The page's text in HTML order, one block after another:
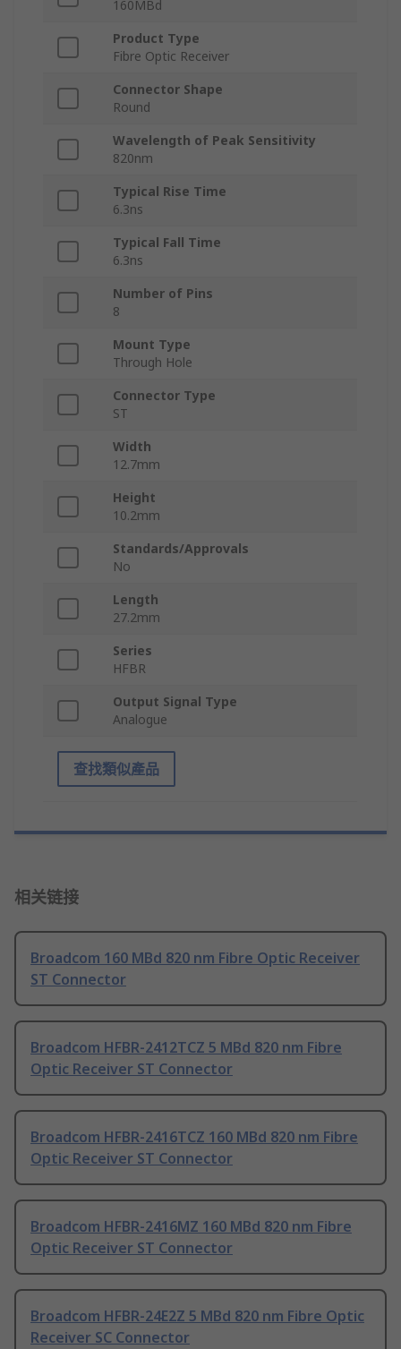
160MBd
Product Type
Fibre Optic Receiver
Connector Shape
Round
Wavelength of Peak Sensitivity
820nm
Typical Rise Time
6.3ns
Typical Fall Time
6.3ns
Number of Pins
8
Mount Type
Through Hole
Connector Type
ST
Width
12.7mm
Height
10.2mm
Standards/Approvals
No
Length
27.2mm
Series
HFBR
Output Signal Type
Analogue
查找類似產品
相关链接
Broadcom 160 MBd 820 nm Fibre Optic Receiver
ST Connector
Broadcom HFBR-2412TCZ 5 MBd 820 nm Fibre
Optic Receiver ST Connector
Broadcom HFBR-2416TCZ 160 MBd 820 nm Fibre
Optic Receiver ST Connector
Broadcom HFBR-2416MZ 160 MBd 820 nm Fibre
Optic Receiver ST Connector
Broadcom HFBR-24E2Z 5 MBd 820 nm Fibre Optic
Receiver SC Connector